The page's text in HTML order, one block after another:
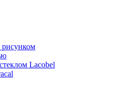
рисунком
Lacobel